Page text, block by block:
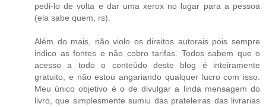
pedi-lo de volta e dar uma xerox no lugar para a pessoa
(ela sabe quem, rs).
Além do mais, não violo os direitos autorais pois sempre
indico as fontes e não cobro tarifas. Todos sabem que o
acesso a todo o conteúdo deste blog é inteiramente
gratuito, e não estou angariando qualquer lucro com isso.
Meu único objetivo é o de divulgar a linda mensagem do
livro, que simplesmente sumiu das prateleiras das livrarias